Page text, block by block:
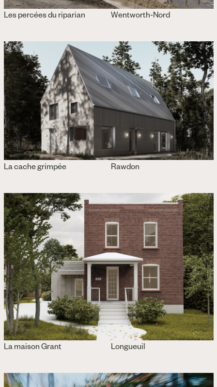
Les percées du riparian Wentworth-Nord
La cache grimpée Rawdon
La maison Grant Longueuil